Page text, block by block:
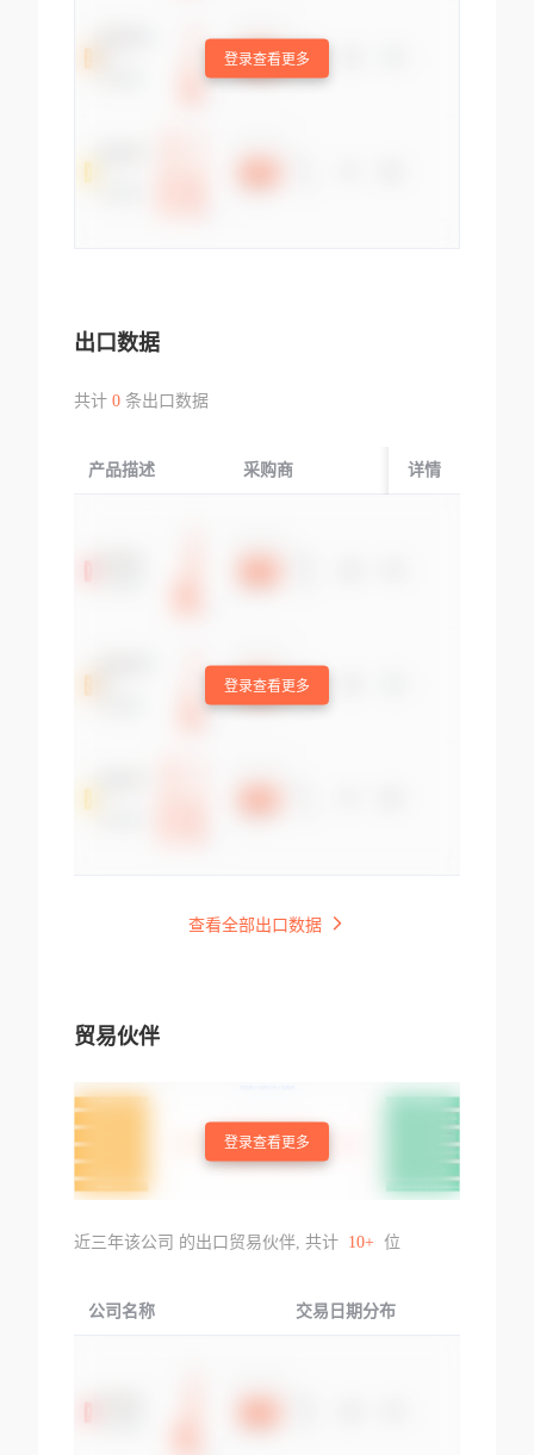
登录查看更多
出口数据
共计 0条出口数据
产品描述 采购商 起运国/地区
详情
登录查看更多
查看全部出口数据
贸易伙伴
登录查看更多
近三年该公司 的出口贸易伙伴, 共计 10+ 位
公司名称 交易日期分布